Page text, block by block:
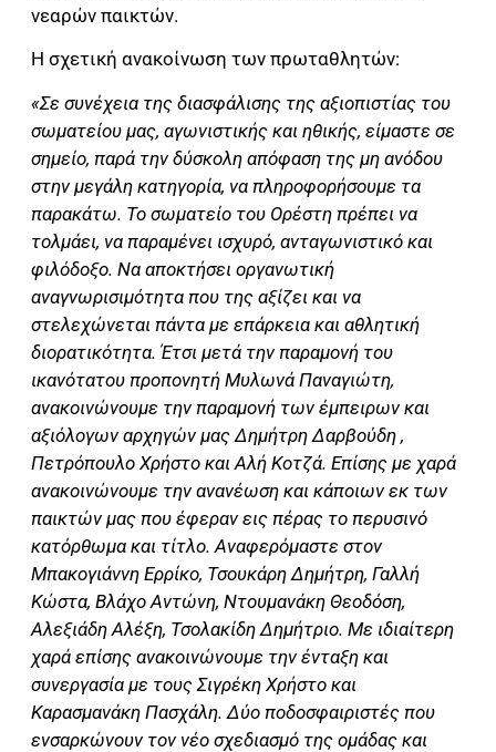
νεαρών παικτών.
Η σχετική ανακοίνωση των πρωταθλητών:
«Σε συνέχεια της διασφάλισης της αξιοπιστίας του
σωματείου μας, αγωνιστικής και ηθικής, είμαστε σε
σημείο, παρά την δύσκολη απόφαση της μη ανόδου
στην μεγάλη κατηγορία, να πληροφορήσουμε τα
παρακάτω. Το σωματείο του Ορέστη πρέπει να
τολμάει, να παραμένει ισχυρό, ανταγωνιστικό και
φιλόδοξο. Να αποκτήσει οργανωτική
αναγνωρισιμότητα που της αξίζει και να
στελεχώνεται πάντα με επάρκεια και αθλητική
διορατικότητα. Έτσι μετά την παραμονή του
ικανότατου προπονητή Μυλωνά Παναγιώτη,
ανακοινώνουμε την παραμονή των έμπειρων και
αξιόλογων αρχηγών μας Δημήτρη Δαρβούδη ,
Πετρόπουλο Χρήστο και Αλή Κοτζά. Επίσης με χαρά
ανακοινώνουμε την ανανέωση και κάποιων εκ των
παικτών μας που έφεραν εις πέρας το περυσινό
κατόρθωμα και τίτλο. Αναφερόμαστε στον
Μπακογιάννη Ερρίκο, Τσουκάρη Δημήτρη, Γαλλή
Κώστα, Βλάχο Αντώνη, Ντουμανάκη Θεοδόση,
Αλεξιάδη Αλέξη, Τσολακίδη Δημήτριο. Με ιδιαίτερη
χαρά επίσης ανακοινώνουμε την ένταξη και
συνεργασία με τους Σιγρέκη Χρήστο και
Καρασμανάκη Πασχάλη. Δύο ποδοσφαιριστές που
ενσαρκώνουν τον νέο σχεδιασμό της ομάδας και